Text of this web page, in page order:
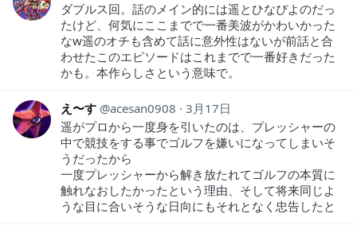
ダブルス回。話のメイン的には遥とひなぴよのだっ
たけど、何気にここまでで一番美波がかわいかった
なw遥のオチも含めて話に意外性はないが前話と合
わせたこのエピソードはこれまでで一番好きだった
かも。本作らしさという意味で。
え〜す acesan0908
3月17日
遥がプロから一度身を引いたのは、プレッシャーの
中で競技をする事でゴルフを嫌いになってしまいそ
うだったから
一度プレッシャーから解き放たれてゴルフの本質に
触れなおしたかったという理由、そして将来同じよ
うな目に合いそうな日向にもそれとなく忠告したと